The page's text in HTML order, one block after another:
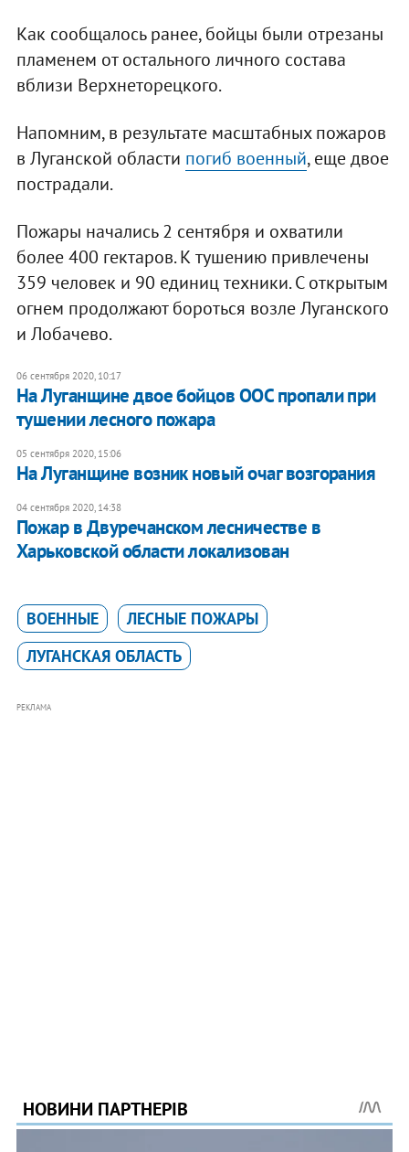
Как сообщалось ранее, бойцы были отрезаны
пламенем от остального личного состава
вблизи Верхнеторецкого.
Напомним, в результате масштабных пожаров
в Луганской области погиб военный, еще двое
пострадали.
Пожары начались 2 сентября и охватили
более 400 гектаров. К тушению привлечены
359 человек и 90 единиц техники. С открытым
огнем продолжают бороться возле Луганского
и Лобачево.
06 сентября 2020, 10:17
На Луганщине двое бойцов ООС пропали при
тушении лесного пожара
05 сентября 2020, 15:06
На Луганщине возник новый очаг возгорания
04 сентября 2020, 14:38
Пожар в Двуречанском лесничестве в
Харьковской области локализован
ВОЕННЫЕ
ЛЕСНЫЕ ПОЖАРЫ
ЛУГАНСКАЯ ОБЛАСТЬ
РЕКЛАМА